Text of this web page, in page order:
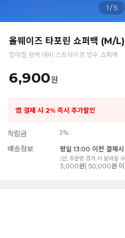
1 /5
올웨이즈 타포린 쇼퍼백 (M/L)
장마철 완벽 대비 스트라이프 방수 쇼퍼백
6,900원
앱 결제 시 2% 즉시 추가할인
적립금 3%
배송정보 평일 13:00 이전 결제시
(단, 주문량 증가 시 달라질
3,000원( 50,000원 이